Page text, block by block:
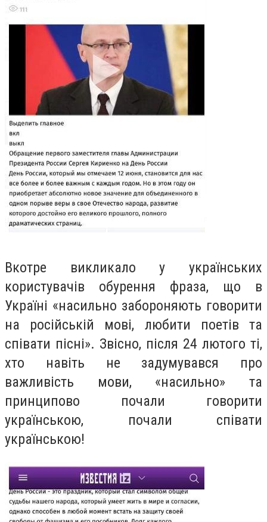
Вкотре викликало у українських
користувачів обурення фраза, що в
Україні «насильно забороняють говорити
на російській мові, любити поетів та
співати пісні». Звісно, після 24 лютого ті,
хто навіть не задумувався про
важливість мови, «насильно» та
принципово почали говорити
українською, почали співати
українською!